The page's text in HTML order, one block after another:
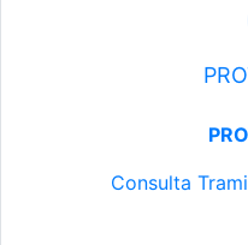
Consulta